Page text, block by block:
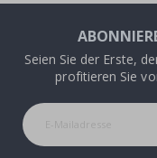
Seien Sie der Erste,
profitieren Sie